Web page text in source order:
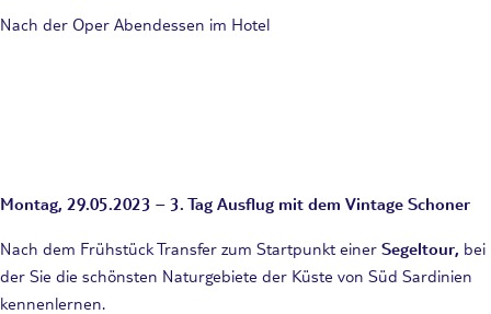
Nach der Oper Abendessen im Hotel
Montag, 29.05.2023 – 3. Tag Ausflug mit dem Vintage Schoner
Nach dem Frühstück Transfer zum Startpunkt einer Segeltour, bei
der Sie die schönsten Naturgebiete der Küste von Süd Sardinien
kennenlernen.